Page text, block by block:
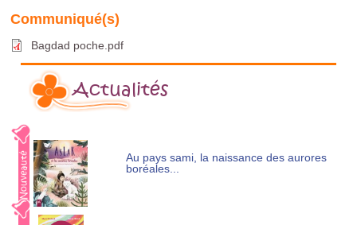
Bagdad poche.pdf
Actualités
Au pays sami, la naissance des aurores
boréales...